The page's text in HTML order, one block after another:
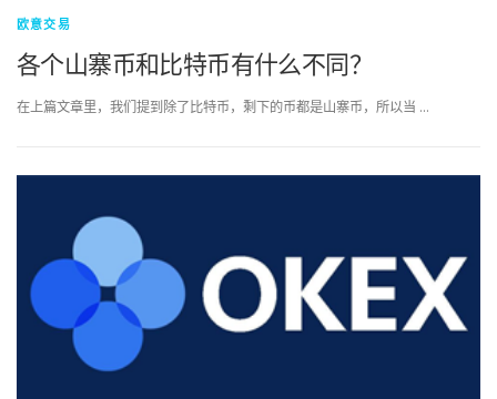
欧意交易
各个山寨币和比特币有什么不同？
在上篇文章里，我们提到除了比特币，剩下的币都是山寨币，所以当 …